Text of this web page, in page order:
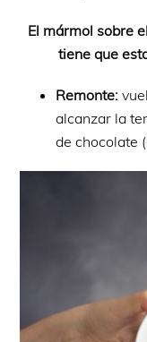
El mármol sobre
tiene que
Remonte:
alcanzar la
de chocolate